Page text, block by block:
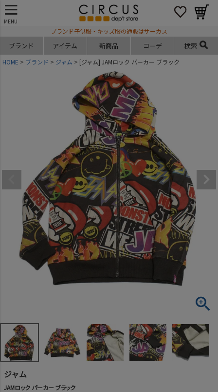
MENU
ブランド子供服・キッズ服の通販はサーカス
ブランド アイテム 新商品 コーデ 検索
HOME ブランド ジャム [ジャム] JAMロック パーカー ブラック
ジャム
JAMロック パーカー ブラック